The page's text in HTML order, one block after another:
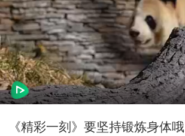
《精彩一刻》要坚持锻炼身体哦